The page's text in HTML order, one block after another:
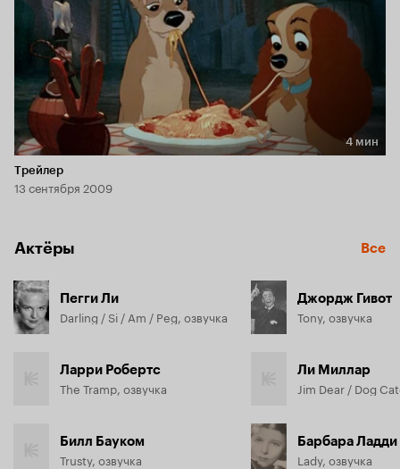
Длительность 4 мин
4 мин
Трейлер
13 сентября 2009
Актёры Все
Пегги Ли
Darling / Si / Am / Peg, озвучка
Ларри Робертс
The Tramp, озвучка
Билл Бауком
Trusty, озвучка
Джордж Гивот
Tony, озвучка
Ли Миллар
Jim Dear / Dog
Барбара Ладди
Lady, озвучка